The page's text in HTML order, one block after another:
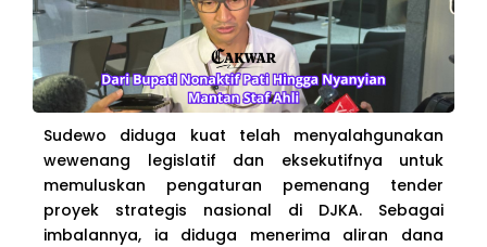
Sudewo diduga kuat telah menyalahgunakan
wewenang legislatif dan eksekutifnya untuk
memuluskan pengaturan pemenang tender
proyek strategis nasional di DJKA. Sebagai
imbalannya, ia diduga menerima aliran dana